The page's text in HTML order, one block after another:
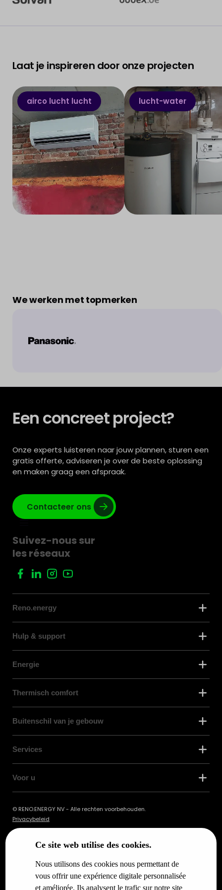
Ce site web utilise des cookies.
Nous utilisons des cookies nous permettant de
vous offrir une expérience digitale personnalisée
et améliorée. Ils analysent le trafic sur notre site
het advies van onze experts.
Laat je inspireren door onze projecten
airco lucht lucht lucht-water
We werken met topmerken
Een concreet project?
Onze experts luisteren naar jouw plannen, sturen een
gratis offerte, adviseren je over de beste oplossing
en maken graag een afspraak.
Contacteer ons
Suivez-nous sur
les réseaux
Reno.energy
Hulp & support
Energie
Thermisch comfort
Buitenschil van je gebouw
Services
Voor u
© RENO.ENERGY NV - Alle rechten voorbehouden.
Privacybeleid